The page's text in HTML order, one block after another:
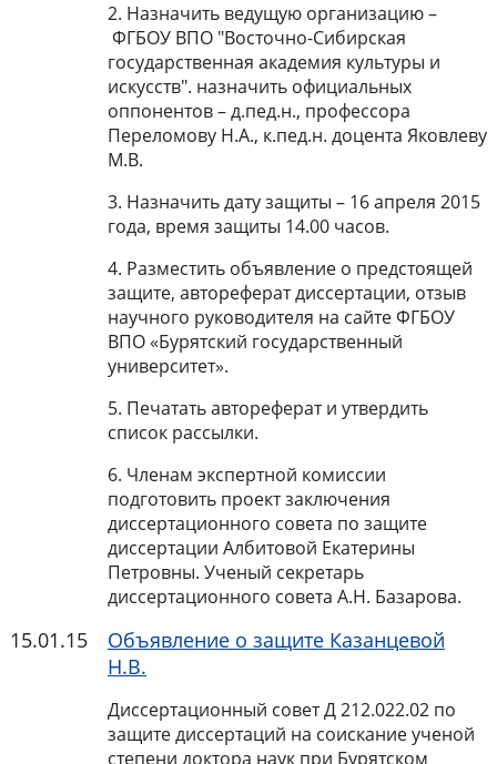
2. Назначить ведущую организацию –
ФГБОУ ВПО "Восточно-Сибирская
государственная академия культуры и
искусств". назначить официальных
оппонентов – д.пед.н., профессора
Переломову Н.А., к.пед.н. доцента Яковлеву
М.В.
3. Назначить дату защиты – 16 апреля 2015
года, время защиты 14.00 часов.
4. Разместить объявление о предстоящей
защите, автореферат диссертации, отзыв
научного руководителя на сайте ФГБОУ
ВПО «Бурятский государственный
университет».
5. Печатать автореферат и утвердить
список рассылки.
6. Членам экспертной комиссии
подготовить проект заключения
диссертационного совета по защите
диссертации Албитовой Екатерины
Петровны. Ученый секретарь
диссертационного совета А.Н. Базарова.
15.01.15
Объявление о защите Казанцевой
Н.В.
Диссертационный совет Д 212.022.02 по
защите диссертаций на соискание ученой
степени доктора наук при Бурятском